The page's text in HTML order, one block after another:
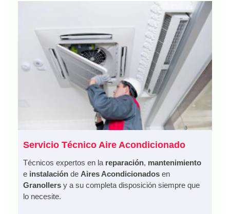
Servicio Técnico Aire Acondicionado
Técnicos expertos en la reparación, mantenimiento
e instalación de Aires Acondicionados en
Granollers y a su completa disposición siempre que
lo necesite.